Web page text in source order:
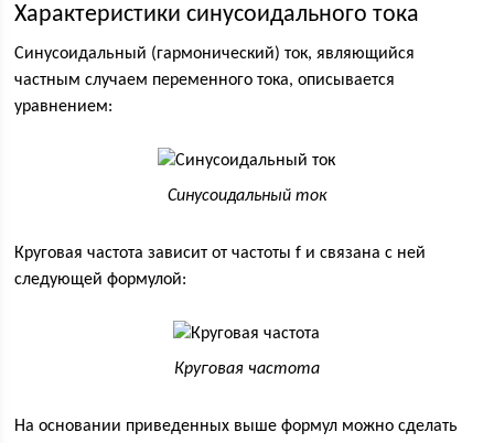
Характеристики синусоидального тока
Синусоидальный (гармонический) ток, являющийся
частным случаем переменного тока, описывается
уравнением:
Синусоидальный ток
Круговая частота зависит от частоты f и связана с ней
следующей формулой:
Круговая частота
На основании приведенных выше формул можно сделать